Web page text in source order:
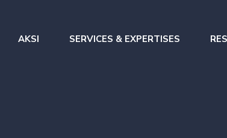
AKSI SERVICES & EXPERTISES